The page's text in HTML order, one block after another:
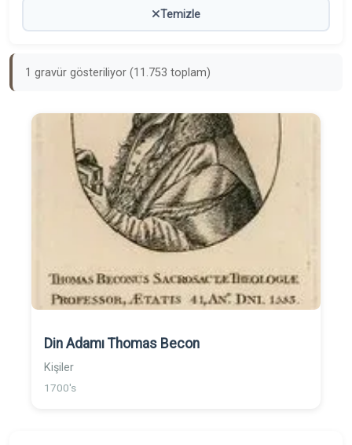
Temizle
1 gravür gösteriliyor (11.753 toplam)
Din Adamı Thomas Becon
Kişiler
1700's